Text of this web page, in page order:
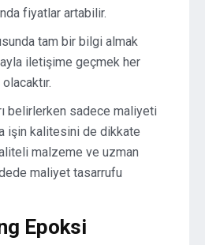
fiyatlar artabilir.
tam bir bilgi almak
iletişime geçmek her
belirlerken sadece maliyeti
işin kalitesini de dikkate
malzeme ve uzman
maliyet tasarrufu
Epoksi